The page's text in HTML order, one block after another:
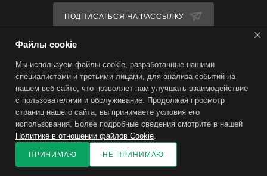
ПОДПИСАТЬСЯ НА РАССЫЛКУ
2026 © TorWin – интернет-магазин
Файлы cookie
Мы используем файлы cookie, разработанные нашими
специалистами и третьими лицами, для анализа событий на
нашем веб-сайте, что позволяет нам улучшать взаимодействие
с пользователями и обслуживание. Продолжая просмотр
страниц нашего сайта, вы принимаете условия его
использования. Более подробные сведения смотрите в нашей
Политике в отношении файлов Cookie.
ПРИНИМАЮ НЕ ПРИНИМАЮ